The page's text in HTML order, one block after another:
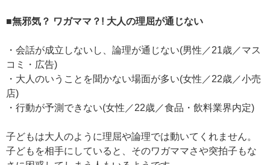
■無邪気？ ワガママ？! 大人の理屈が通じない
・会話が成立しないし、論理が通じない(男性／21歳／マス
コミ・広告)
・大人のいうことを聞かない場面が多い(女性／22歳／小売
店)
・行動が予測できない(女性／22歳／食品・飲料業界内定)
子どもは大人のように理屈や論理では動いてくれません。
子どもを相手にしていると、そのワガママさや突拍子もな